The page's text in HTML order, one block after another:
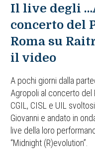
Il live degli
concerto del
Roma su
il video
A pochi giorni dalla
Agropoli al concerto del
CGIL, CISL e UIL
Giovanni e andato in
live della loro
“Midnight (R)evolution”.